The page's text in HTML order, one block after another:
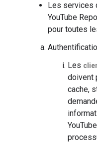
Les services
YouTube
pour toutes
Les
doivent
cache,